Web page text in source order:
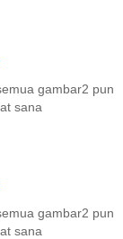
gambar2 pun
sana
gambar2 pun
sana